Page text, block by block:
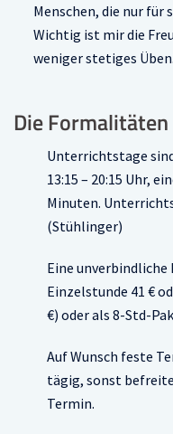
Menschen, die nur für
Wichtig ist mir die
weniger stetiges Üben.
Die Formalitäten
Unterrichtstage
13:15 – 20:15 Uhr,
Minuten.
(Stühlinger)
Eine
Einzelstunde 41 €
€) oder als 8-Std-
Auf Wunsch feste
tägig, sonst
Termin.